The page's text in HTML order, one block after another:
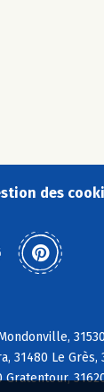
des
31480 Le